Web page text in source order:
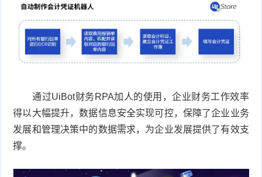
通过UiBot财务RPA加人的使用，企业财务工作效率
得以大幅提升，数据信息安全实现可控，保障了企业业务
发展和管理决策中的数据需求，为企业发展提供了有效支
撑。